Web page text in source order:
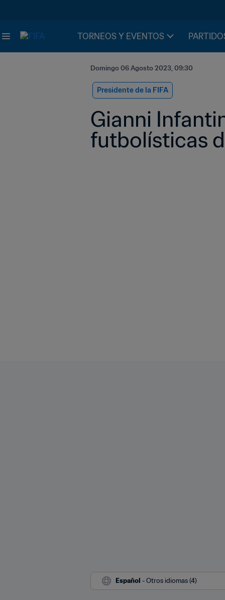
TORNEOS Y EVENTOS
Domingo 06 Agosto 2023, 09:30
Presidente de la FIFA
Gianni
futbolísticas
Español - Otros idiomas (4)